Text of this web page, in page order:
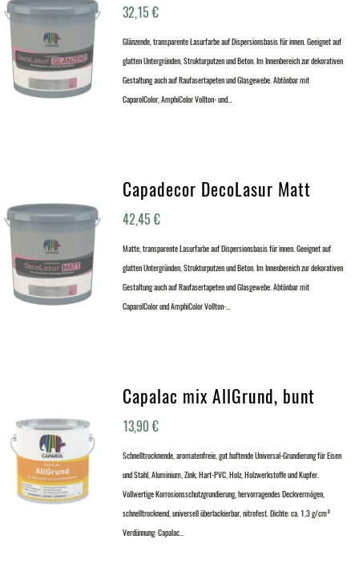
32,15€
Glänzende, transparente Lasurfarbe auf Dispersionsbasis für innen. Geeignet auf
glatten Untergründen, Strukturputzen und Beton. Im Innenbereich zur dekorativen
Gestaltung auch auf Raufasertapeten und Glasgewebe. Abtönbar mit
CaparolColor, AmphiColor Vollton- und…
Capadecor DecoLasur Matt
42,45€
Matte, transparente Lasurfarbe auf Dispersionsbasis für innen. Geeignet auf
glatten Untergründen, Strukturputzen und Beton. Im Innenbereich zur dekorativen
Gestaltung auch auf Raufasertapeten und Glasgewebe. Abtönbar mit
CaparolColor und AmphiColor Vollton-…
Capalac mix AllGrund, bunt
13,90€
Schnelltrocknende, aromatenfreie, gut haftende Universal-Grundierung für Eisen
und Stahl, Aluminium, Zink, Hart-PVC, Holz, Holzwerkstoffe und Kupfer.
Vollwertige Korrosionsschutzgrundierung, hervorragendes Deckvermögen,
schnelltrocknend, universell überlackierbar, nitrofest. Dichte: ca. 1,3 g/cm³
Verdünnung: Capalac…